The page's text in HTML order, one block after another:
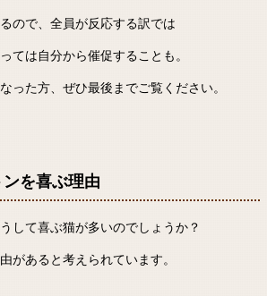
ので、全員が反応する訳では
ては自分から催促することも。
った方、ぜひ最後までご覧ください。
を喜ぶ理由
して喜ぶ猫が多いのでしょうか？
があると考えられています。